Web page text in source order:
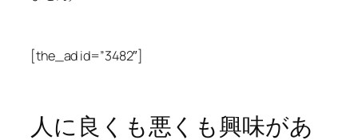
[the_ad id=”3482″]
人に良くも悪くも興味があ